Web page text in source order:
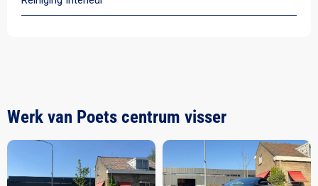
Werk van Poets centrum visser